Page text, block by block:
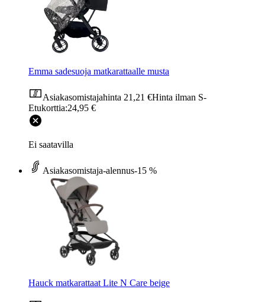
Emma sadesuoja matkarattaalle musta
Asiakasomistajahinta 21,21 €Hinta ilman S-
Etukorttia:24,95 €
Ei saatavilla
Asiakasomistaja-alennus-15 %
Hauck matkarattaat Lite N Care beige